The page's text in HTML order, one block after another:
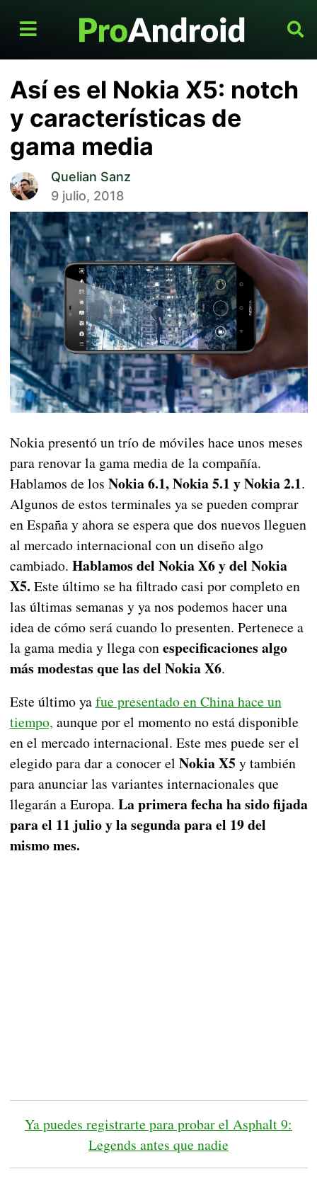
Así es el Nokia X5: notch
y características de
gama media
Quelian Sanz
9 julio, 2018
Nokia presentó un trío de móviles hace unos meses
para renovar la gama media de la compañía.
Hablamos de los Nokia 6.1, Nokia 5.1 y Nokia 2.1.
Algunos de estos terminales ya se pueden comprar
en España y ahora se espera que dos nuevos lleguen
al mercado internacional con un diseño algo
cambiado. Hablamos del Nokia X6 y del Nokia
X5. Este último se ha filtrado casi por completo en
las últimas semanas y ya nos podemos hacer una
idea de cómo será cuando lo presenten. Pertenece a
la gama media y llega conespecificaciones algo
más modestas que las del Nokia X6.
Este último yafue presentado en China hace un
tiempo, aunque por el momento no está disponible
en el mercado internacional. Este mes puede ser el
elegido para dar a conocer el Nokia X5y también
para anunciar las variantes internacionales que
llegarán a Europa. La primera fecha ha sido fijada
para el 11 julio y la segunda para el 19 del
mismo mes.
Ya puedes registrarte para probar el Asphalt 9:
Legends antes que nadie